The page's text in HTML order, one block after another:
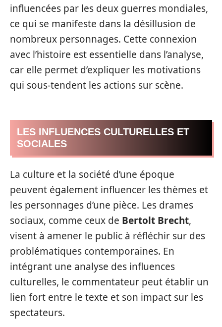
influencées par les deux guerres mondiales,
ce qui se manifeste dans la désillusion de
nombreux personnages. Cette connexion
avec l’histoire est essentielle dans l’analyse,
car elle permet d’expliquer les motivations
qui sous-tendent les actions sur scène.
LES INFLUENCES CULTURELLES ET
SOCIALES
La culture et la société d’une époque
peuvent également influencer les thèmes et
les personnages d’une pièce. Les drames
sociaux, comme ceux de Bertolt Brecht,
visent à amener le public à réfléchir sur des
problématiques contemporaines. En
intégrant une analyse des influences
culturelles, le commentateur peut établir un
lien fort entre le texte et son impact sur les
spectateurs.